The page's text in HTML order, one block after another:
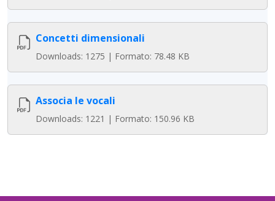
Concetti dimensionali
Downloads: 1275 | Formato: 78.48 KB
Associa le vocali
Downloads: 1221 | Formato: 150.96 KB